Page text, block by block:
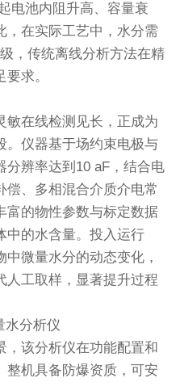
电池内阻升高、容量衰
，在实际工艺中，水分需
，传统离线分析方法在精
求。
敏在线检测见长，正成为
。仪器基于场约束电极与
分辨率达到10 aF，结合电
偿、多相混合介质介电常
富的物性参数与标定数据
中的水含量。投入运行
微量水分的动态变化，
人工取样，显著提升过程
，该分析仪在功能配置和
整机具备防爆资质，可安